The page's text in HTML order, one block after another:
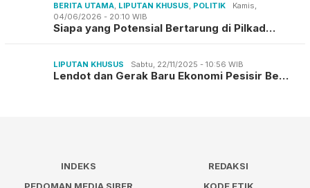
BERITA UTAMA, LIPUTAN KHUSUS, POLITIK
Kamis,
04/06/2026 - 20:10 WIB
Siapa yang Potensial Bertarung di Pilkad…
LIPUTAN KHUSUS Sabtu, 22/11/2025 - 10:56 WIB
Lendot dan Gerak Baru Ekonomi Pesisir Be…
INDEKS
REDAKSI